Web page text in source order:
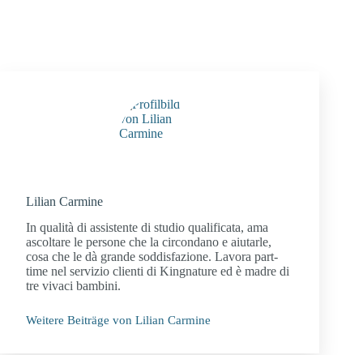
Lilian Carmine
In qualità di assistente di studio qualificata, ama
ascoltare le persone che la circondano e aiutarle,
cosa che le dà grande soddisfazione. Lavora part-
time nel servizio clienti di Kingnature ed è madre di
tre vivaci bambini.
Weitere Beiträge von Lilian Carmine